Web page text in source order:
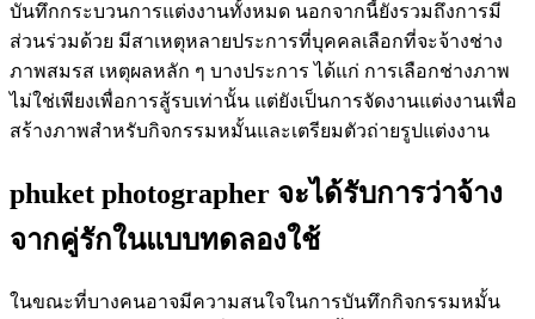
บันทึกกระบวนการแต่งงานทั้งหมด นอกจากนี้ยังรวมถึงการมี
ส่วนร่วมด้วย มีสาเหตุหลายประการที่บุคคลเลือกที่จะจ้างช่าง
ภาพสมรส เหตุผลหลัก ๆ บางประการ ได้แก่ การเลือกช่างภาพ
ไม่ใช่เพียงเพื่อการสู้รบเท่านั้น แต่ยังเป็นการจัดงานแต่งงานเพื่อ
สร้างภาพสำหรับกิจกรรมหมั้นและเตรียมตัวถ่ายรูปแต่งงาน
phuket photographer จะได้รับการว่าจ้าง
จากคู่รักในแบบทดลองใช้
ในขณะที่บางคนอาจมีความสนใจในการบันทึกกิจกรรมหมั้น